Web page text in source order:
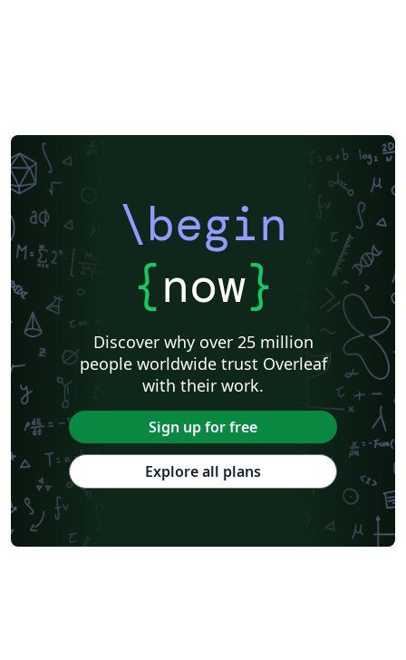
\begin
{now}
Discover why over 25 million
people worldwide trust Overleaf
with their work.
Sign up for free
Explore all plans